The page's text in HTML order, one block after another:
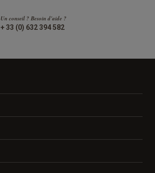
Un conseil ? Besoin d'aide ?
+ 33 (0) 632 394 582